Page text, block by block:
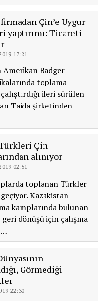
Çin’e Uygur
yaptırımı: Ticareti
17:21
Badger
toplama
ileri sürülen
Taida şirketinden
Çin
alınıyor
02:51
toplanan Türkler
Kazakistan
kamplarında bulunan
dönüşü için çalışma
Görmediği
22:30